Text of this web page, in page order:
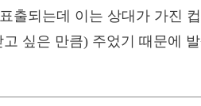
출되는데 이는 상대가 가진
고 싶은 만큼) 주었기 때문에